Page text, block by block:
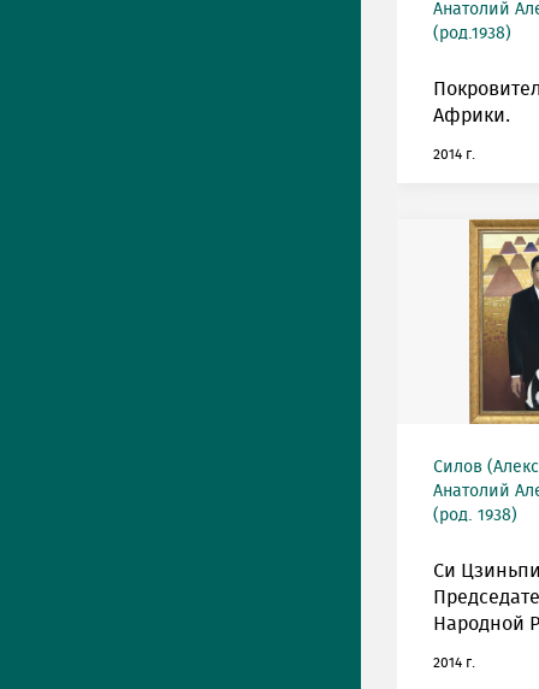
Анатолий
(род.1938)
Африки.
2014 г.
Силов
Анатолий
(род. 1938)
Си
Народной
2014 г.